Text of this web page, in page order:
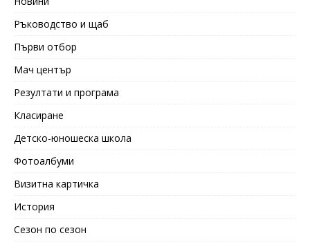
Ръководство и щаб
Първи отбор
Мач център
Резултати и програма
Класиране
Детско-юношеска школа
Фотоалбуми
Визитна картичка
История
Сезон по сезон